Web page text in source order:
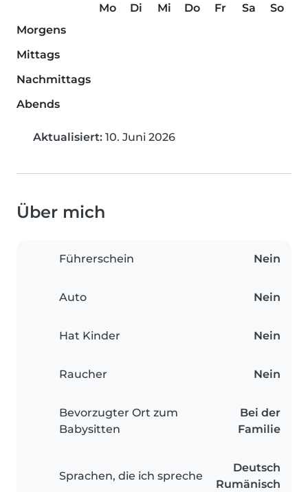
Mo Di Mi Do Fr Sa
So
Morgens
Mittags
Nachmittags
Abends
Aktualisiert: 10. Juni 2026
Über mich
Führerschein Nein
Auto Nein
Hat Kinder Nein
Raucher Nein
Bevorzugter Ort zum
Babysitten
Bei der
Familie
Sprachen, die ich spreche
Deutsch
Rumänisch